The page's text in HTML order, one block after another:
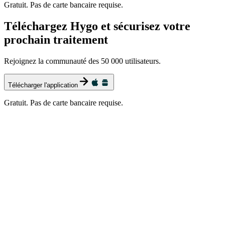
Gratuit. Pas de carte bancaire requise.
Téléchargez Hygo et sécurisez votre
prochain traitement
Rejoignez la communauté des 50 000 utilisateurs.
Télécharger l'application
Gratuit. Pas de carte bancaire requise.